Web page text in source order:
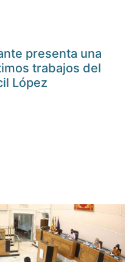
presenta una
trabajos del
López